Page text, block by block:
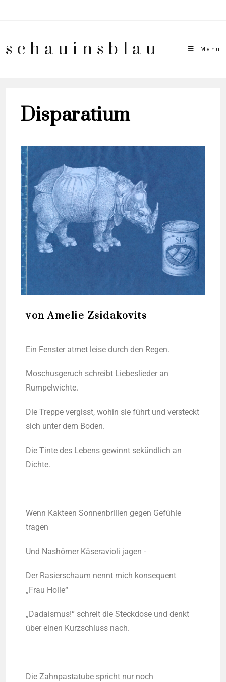
schauinsblau Menü
Disparatium
von Amelie Zsidakovits
Ein Fens­ter atmet lei­se durch den Regen.
Moschus­ge­ruch schreibt Lie­bes­lie­der an
Rumpelwichte.
Die Trep­pe ver­gisst, wohin sie führt und ver­steckt
sich unter dem Boden.
Die Tin­te des Lebens gewinnt sekünd­lich an
Dichte.
Wenn Kak­teen Son­nen­bril­len gegen Gefüh­le
tragen
Und Nas­hör­ner Käsera­vio­li jagen -
Der Rasier­schaum nennt mich kon­se­quent
„Frau Holle“
„Dada­is­mus!“ schreit die Steck­do­se und denkt
über einen Kurz­schluss nach.
Die Zahn­pas­ta­tu­be spricht nur noch